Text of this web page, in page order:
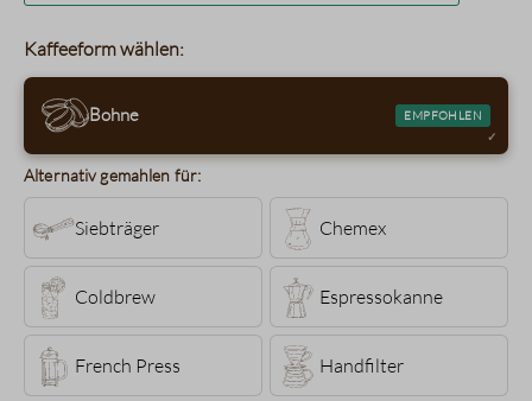
Kaffeeform wählen:
Bohne EMPFOHLEN
Alternativ gemahlen für:
Siebträger Chemex
Coldbrew Espressokanne
French Press Handfilter